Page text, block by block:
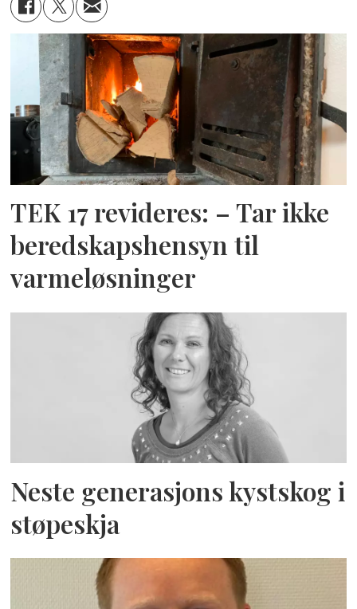
TEK 17 revideres: – Tar ikke
beredskapshensyn til
varmeløsninger
Neste generasjons kystskog i
støpeskja